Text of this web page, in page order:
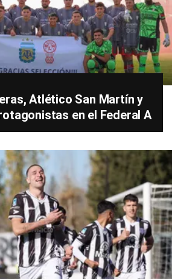
Atlético San Martín y
en el Federal A